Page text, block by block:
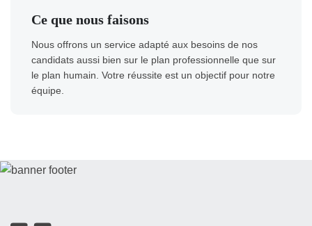
Ce que nous faisons
Nous offrons un service adapté aux besoins de nos
candidats aussi bien sur le plan professionnelle que sur
le plan humain. Votre réussite est un objectif pour notre
équipe.